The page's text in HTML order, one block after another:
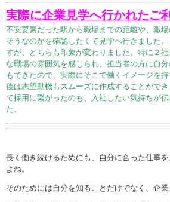
実際に企業見学へ行かれたご
不安要素だった駅から職場までの距離や、職
そうなのかを確認したくて見学へ行きました
すが、どちらも印象が変わりました。特に２
な職場の雰囲気を感じられ、担当者の方に自
もできたので、実際にそこで働くイメージを
後は志望動機もスムーズに作成することがで
て採用に繋がったのも、入社したい気持ちが
た。
長く働き続けるためにも、自分に合った仕事
よね。
そのためには自分を知ることだけでなく、企業